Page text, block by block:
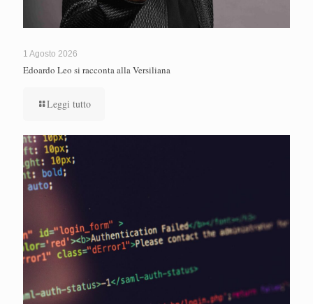
1 Agosto 2026
Edoardo Leo si racconta alla Versiliana
Leggi tutto